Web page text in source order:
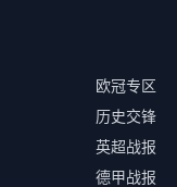
欧冠专区
历史交锋
英超战报
德甲战报